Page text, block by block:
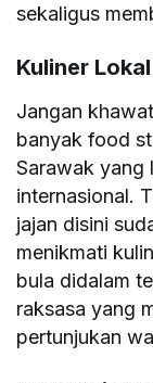
sekaligus
Kuliner
Jangan
banyak food
Sarawak yang
internasional.
jajan disini
menikmati
bula didalam
raksasa yang
pertunjukan